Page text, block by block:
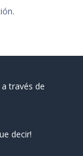
través de
decir!